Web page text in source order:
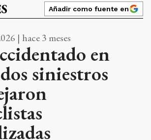
Añadir como fuente en
| hace 3 meses
en
siniestros